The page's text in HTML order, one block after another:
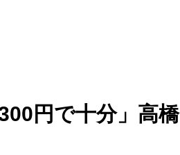
円で十分」高橋